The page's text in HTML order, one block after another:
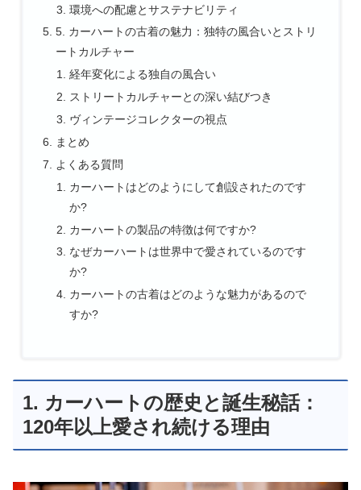
環境への配慮とサステナビリティ
5. カーハートの古着の魅力：独特の風合いとストリ
ートカルチャー
経年変化による独自の風合い
ストリートカルチャーとの深い結びつき
ヴィンテージコレクターの視点
まとめ
よくある質問
カーハートはどのようにして創設されたのです
か?
カーハートの製品の特徴は何ですか?
なぜカーハートは世界中で愛されているのです
か?
カーハートの古着はどのような魅力があるので
すか?
1. カーハートの歴史と誕生秘話：
120年以上愛され続ける理由